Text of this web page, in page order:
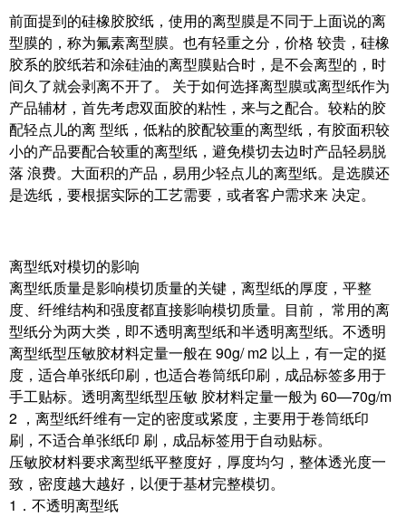
前面提到的硅橡胶胶纸，使用的离型膜是不同于上面说的离
型膜的，称为氟素离型膜。也有轻重之分，价格 较贵，硅橡
胶系的胶纸若和涂硅油的离型膜贴合时，是不会离型的，时
间久了就会剥离不开了。 关于如何选择离型膜或离型纸作为
产品辅材，首先考虑双面胶的粘性，来与之配合。较粘的胶
配轻点儿的离 型纸，低粘的胶配较重的离型纸，有胶面积较
小的产品要配合较重的离型纸，避免模切去边时产品轻易脱
落 浪费。大面积的产品，易用少轻点儿的离型纸。是选膜还
是选纸，要根据实际的工艺需要，或者客户需求来 决定。
离型纸对模切的影响
离型纸质量是影响模切质量的关键，离型纸的厚度，平整
度、纤维结构和强度都直接影响模切质量。目前， 常用的离
型纸分为两大类，即不透明离型纸和半透明离型纸。不透明
离型纸型压敏胶材料定量一般在 90g/ m2 以上，有一定的挺
度，适合单张纸印刷，也适合卷筒纸印刷，成品标签多用于
手工贴标。透明离型纸型压敏 胶材料定量一般为 60—70g/m
2 ，离型纸纤维有一定的密度或紧度，主要用于卷筒纸印
刷，不适合单张纸印 刷，成品标签用于自动贴标。
压敏胶材料要求离型纸平整度好，厚度均匀，整体透光度一
致，密度越大越好，以便于基材完整模切。
1．不透明离型纸